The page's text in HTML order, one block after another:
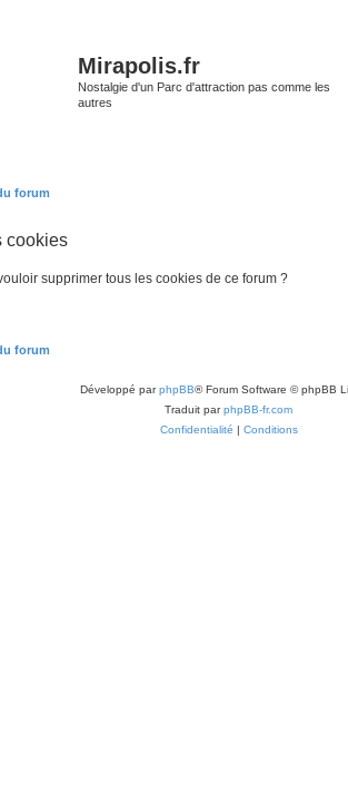
Mirapolis.fr
Nostalgie d'un Parc d'attraction pas comme les
autres
forum
cookies
supprimer tous les cookies de ce forum ?
forum
Développé parphpBB® Forum Software © phpBB
Traduit parphpBB-fr.com
Confidentialité | Conditions